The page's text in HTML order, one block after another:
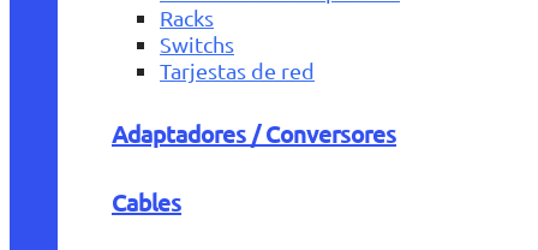
Racks
Switchs
Tarjestas de red
Adaptadores / Conversores
Cables